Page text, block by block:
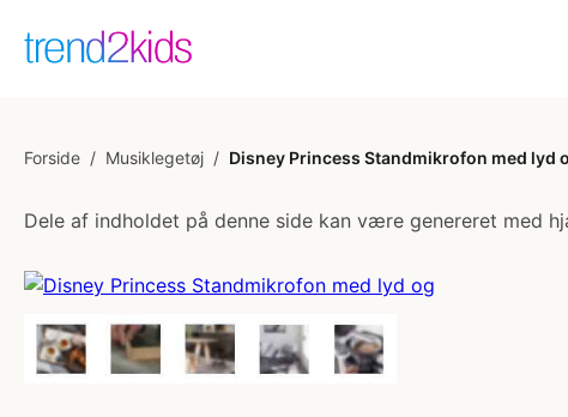
Forside / Musiklegetøj / Disney Princess Standmikrofon med lyd
Dele af indholdet på denne side kan være genereret med